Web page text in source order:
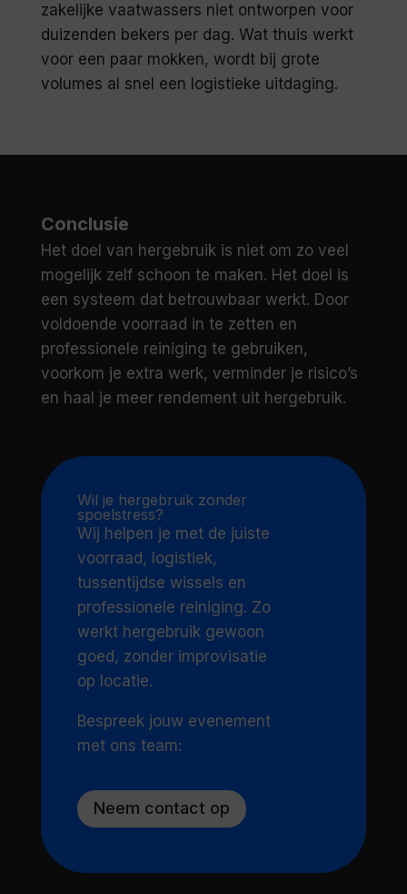
zakelijke vaatwassers niet ontworpen voor
duizenden bekers per dag. Wat thuis werkt
voor een paar mokken, wordt bij grote
volumes al snel een logistieke uitdaging.
Conclusie
Het doel van hergebruik is niet om zo veel
mogelijk zelf schoon te maken. Het doel is
een systeem dat betrouwbaar werkt. Door
voldoende voorraad in te zetten en
professionele reiniging te gebruiken,
voorkom je extra werk, verminder je risico’s
en haal je meer rendement uit hergebruik.
Wil je hergebruik zonder
spoelstress?
Wij helpen je met de juiste
voorraad, logistiek,
tussentijdse wissels en
professionele reiniging. Zo
werkt hergebruik gewoon
goed, zonder improvisatie
op locatie.
Bespreek jouw evenement
met ons team:
Neem contact op